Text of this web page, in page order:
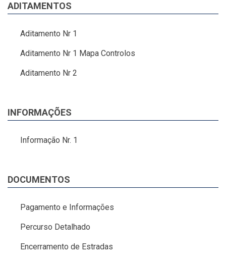
ADITAMENTOS
Aditamento Nr 1
Aditamento Nr 1 Mapa Controlos
Aditamento Nr 2
INFORMAÇÕES
Informação Nr. 1
DOCUMENTOS
Pagamento e Informações
Percurso Detalhado
Encerramento de Estradas